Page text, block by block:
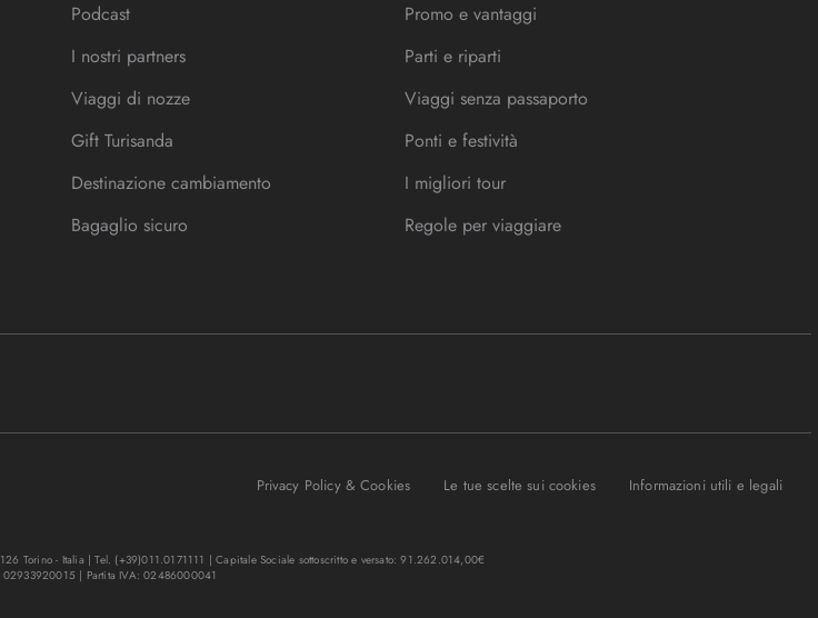
Podcast
I nostri partners
Viaggi di nozze
Gift Turisanda
Destinazione cambiamento
Bagaglio sicuro
Promo e vantaggi
Parti e riparti
Viaggi senza passaporto
Ponti e festività
I migliori tour
Regole per viaggiare
Privacy Policy & Cookies Le tue scelte sui cookies Informazioni utili e legali
Torino - Italia | Tel. (+39)011.0171111 | Capitale Sociale sottoscritto e versato: 91.262.014,00€
| Partita IVA: 02486000041